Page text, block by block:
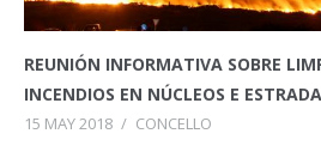
REUNIÓN INFORMATIVA SOBRE
INCENDIOS EN NÚCLEOS E
15 MAY 2018 / CONCELLO